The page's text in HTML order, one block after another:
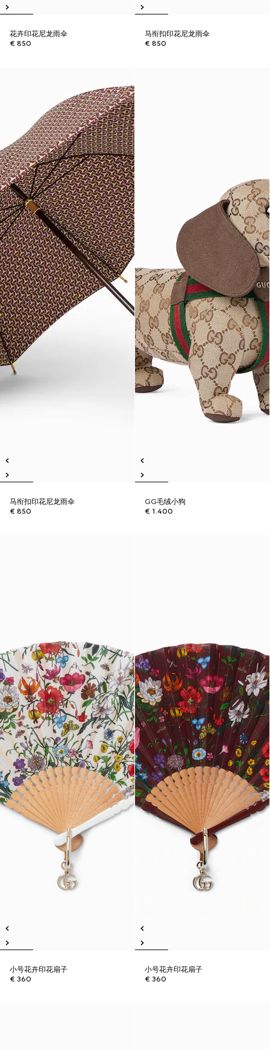
花卉印花尼龙雨伞
€ 850
马衔扣印花尼龙雨伞
€ 850
马衔扣印花尼龙雨伞
€ 850
GG毛绒小狗
€ 1.400
小号花卉印花扇子
€ 360
小号花卉印花扇子
€ 360